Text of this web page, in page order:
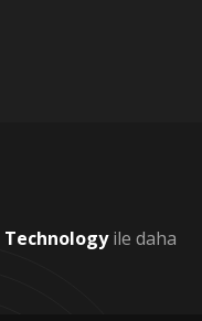
ile daha